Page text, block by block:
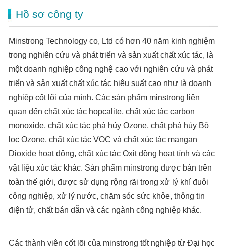
Hồ sơ công ty
Minstrong Technology co, Ltd có hơn 40 năm kinh nghiệm
trong nghiên cứu và phát triển và sản xuất chất xúc tác, là
một doanh nghiệp công nghệ cao với nghiên cứu và phát
triển và sản xuất chất xúc tác hiệu suất cao như là doanh
nghiệp cốt lõi của mình. Các sản phẩm minstrong liên
quan đến chất xúc tác hopcalite, chất xúc tác carbon
monoxide, chất xúc tác phá hủy Ozone, chất phá hủy Bộ
lọc Ozone, chất xúc tác VOC và chất xúc tác mangan
Dioxide hoạt động, chất xúc tác Oxit đồng hoạt tính và các
vật liệu xúc tác khác. Sản phẩm minstrong được bán trên
toàn thế giới, được sử dụng rộng rãi trong xử lý khí đuôi
công nghiệp, xử lý nước, chăm sóc sức khỏe, thông tin
điện tử, chất bán dẫn và các ngành công nghiệp khác.
Các thành viên cốt lõi của minstrong tốt nghiệp từ Đại học